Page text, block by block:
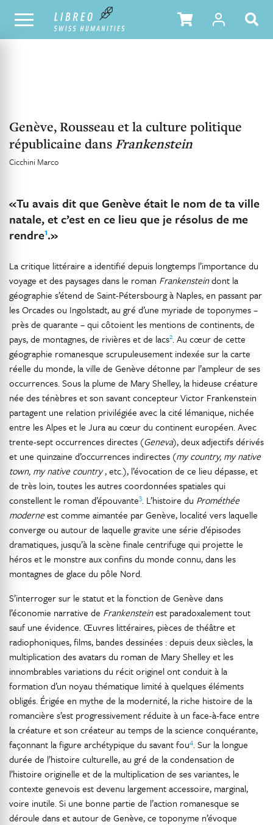
NOTRE CATALOGUE TABLE DES MATIÈRES
Genève, Rousseau et la culture politique
républicaine dans Frankenstein
Cicchini Marco
«Tu avais dit que Genève était le nom de ta ville
natale, et c’est en ce lieu que je résolus de me
rendre1.»
La critique littéraire a identifié depuis longtemps l’importance du
voyage et des paysages dans le roman Frankensteindont la
géographie s’étend de Saint-Pétersbourg à Naples, en passant par
les Orcades ou Ingolstadt, au gré d’une myriade de toponymes –
près de quarante – qui côtoient les mentions de continents, de
pays, de montagnes, de rivières et de lacs2. Au cœur de cette
géographie romanesque scrupuleusement indexée sur la carte
réelle du monde, la ville de Genève détonne par l’ampleur de ses
occurrences. Sous la plume de Mary Shelley, la hideuse créature
née des ténèbres et son savant concepteur Victor Frankenstein
partagent une relation privilégiée avec la cité lémanique, nichée
entre les Alpes et le Jura au cœur du continent européen. Avec
trente-sept occurrences directes (Geneva), deux adjectifs dérivés
et une quinzaine d’occurrences indirectes (my country, my native
town, my native country, etc.), l’évocation de ce lieu dépasse, et
de très loin, toutes les autres coordonnées spatiales qui
constellent le roman d’épouvante3. L’histoire du Prométhée
moderneest comme aimantée par Genève, localité vers laquelle
converge ou autour de laquelle gravite une série d’épisodes
dramatiques, jusqu’à la scène finale centrifuge qui projette le
héros et le monstre aux confins du monde connu, dans les
montagnes de glace du pôle Nord.
S’interroger sur le statut et la fonction de Genève dans
l’économie narrative de Frankensteinest paradoxalement tout
sauf une évidence. Œuvres littéraires, pièces de théâtre et
radiophoniques, films, bandes dessinées : depuis deux siècles, la
multiplication des avatars du roman de Mary Shelley et les
innombrables variations du récit originel ont conduit à la
formation d’un noyau thématique limité à quelques éléments
obligés. Érigée en mythe de la modernité, la riche histoire de la
romancière s’est progressivement réduite à un face-à-face entre
la créature et son créateur au temps de la science conquérante,
façonnant la figure archétypique du savant fou4. Sur la longue
durée de l’histoire culturelle, au gré de la condensation de
l’histoire originelle et de la multiplication de ses variantes, le
contexte genevois est devenu largement accessoire, marginal,
voire inutile. Si une bonne partie de l’action romanesque se
déroule dans et autour de Genève, ce toponyme n’évoque